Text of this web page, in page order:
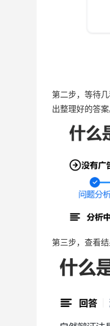
第二步，等待
出整理好的答案
第三步，查看